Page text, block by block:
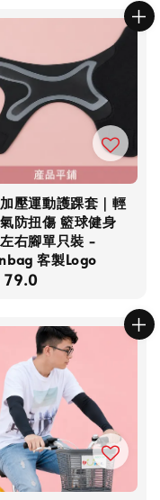
壓運動護踝套｜輕
防扭傷 籃球健身
右腳單只裝 -
客製Logo
79.0